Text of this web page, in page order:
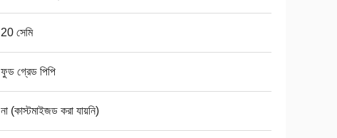
20 সেমি
ফুড গ্রেড পিপি
না (কাস্টমাইজড করা যায়নি)